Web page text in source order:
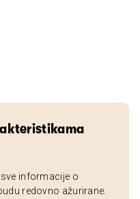
informacije o
redovno ažurirane.